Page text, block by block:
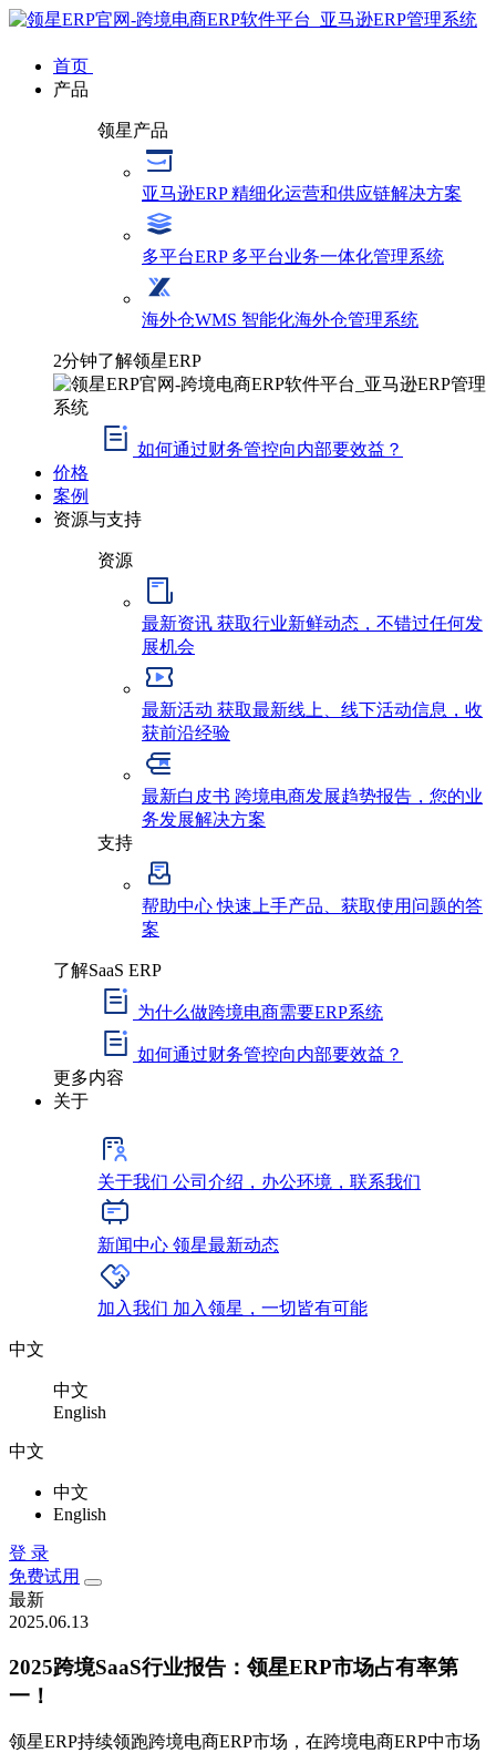
首页
产品
领星产品
亚马逊ERP精细化运营和供应链解决方案
多平台ERP 多平台业务一体化管理系统
海外仓WMS 智能化海外仓管理系统
2分钟了解领星ERP
如何通过财务管控向内部要效益？
价格
案例
资源与支持
资源
最新资讯 获取行业新鲜动态，不错过任何发
展机会
最新活动 获取最新线上、线下活动信息，收
获前沿经验
最新白皮书 跨境电商发展趋势报告，您的业
务发展解决方案
支持
帮助中心快速上手产品、获取使用问题的答
案
了解SaaS ERP
为什么做跨境电商需要ERP系统
如何通过财务管控向内部要效益？
更多内容
关于
关于我们 公司介绍，办公环境，联系我们
新闻中心 领星最新动态
加入我们 加入领星，一切皆有可能
中文
中文
English
中文
中文
English
登 录
免费试用
最新
2025.06.13
2025跨境SaaS行业报告：领星ERP市场占有率第
一！
领星ERP持续领跑跨境电商ERP市场，在跨境电商ERP中市场